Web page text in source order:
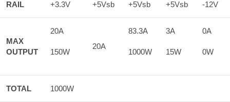
RAIL +3.3V +5Vsb +5Vsb +5Vsb -12V
MAX
OUTPUT
20A
150W
20A
83.3A
1000W
3A
15W
0A
0W
TOTAL 1000W